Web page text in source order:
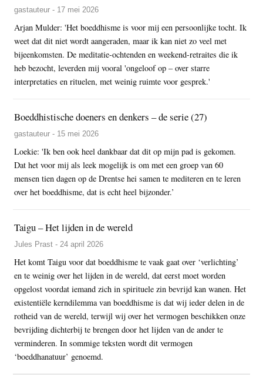
gastauteur - 17 mei 2026
Arjan Mulder: 'Het boeddhisme is voor mij een persoonlijke tocht. Ik
weet dat dit niet wordt aangeraden, maar ik kan niet zo veel met
bijeenkomsten. De meditatie-ochtenden en weekend-retraites die ik
heb bezocht, leverden mij vooral 'ongeloof op – over starre
interpretaties en rituelen, met weinig ruimte voor gesprek.'
Boeddhistische doeners en denkers – de serie (27)
gastauteur - 15 mei 2026
Loekie: 'Ik ben ook heel dankbaar dat dit op mijn pad is gekomen.
Dat het voor mij als leek mogelijk is om met een groep van 60
mensen tien dagen op de Drentse hei samen te mediteren en te leren
over het boeddhisme, dat is echt heel bijzonder.’
Taigu – Het lijden in de wereld
Jules Prast - 24 april 2026
Het komt Taigu voor dat boeddhisme te vaak gaat over ‘verlichting’
en te weinig over het lijden in de wereld, dat eerst moet worden
opgelost voordat iemand zich in spirituele zin bevrijd kan wanen. Het
existentiële kerndilemma van boeddhisme is dat wij ieder delen in de
rotheid van de wereld, terwijl wij over het vermogen beschikken onze
bevrijding dichterbij te brengen door het lijden van de ander te
verminderen. In sommige teksten wordt dit vermogen
‘boeddhanatuur’ genoemd.